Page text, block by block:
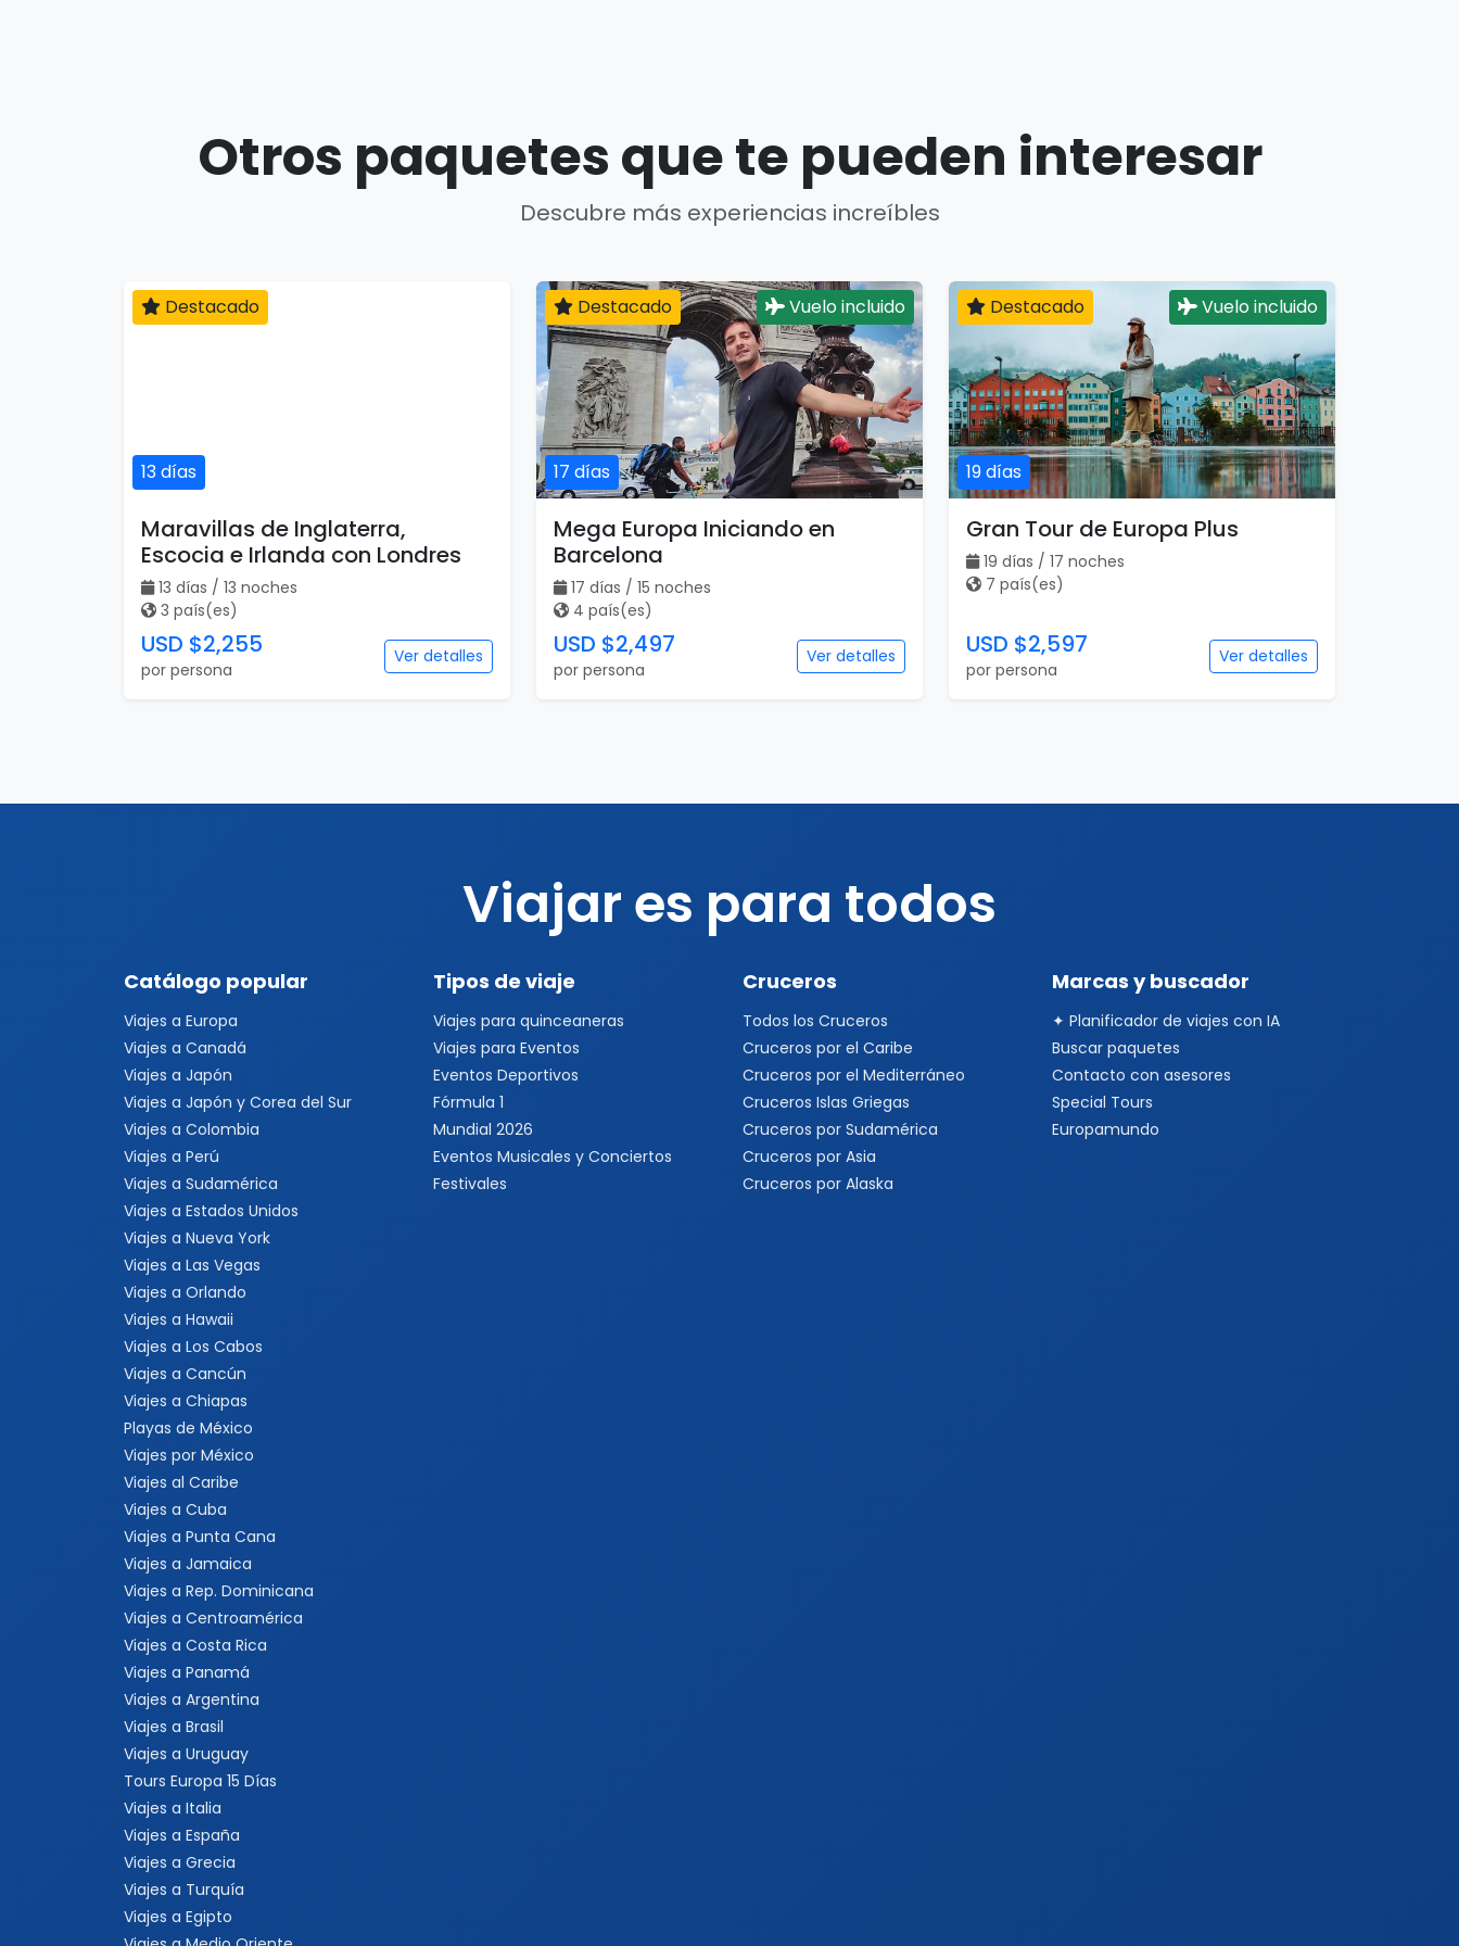
Otros paquetes que te pueden interesar
Descubre más experiencias increíbles
13 días
Destacado
Maravillas de Inglaterra,
Escocia e Irlanda con Londres
13 días / 13 noches
3 país(es)
USD $2,255
por persona
Ver detalles
17 días
Destacado Vuelo incluido
Mega Europa Iniciando en
Barcelona
17 días / 15 noches
4 país(es)
USD $2,497
por persona
Ver detalles
19 días
Destacado Vuelo incluido
Gran Tour de Europa Plus
19 días / 17 noches
7 país(es)
USD $2,597
por persona
Ver detalles
Viajar es para todos
Catálogo popular
Viajes a Europa
Viajes a Canadá
Viajes a Japón
Viajes a Japón y Corea del Sur
Viajes a Colombia
Viajes a Perú
Viajes a Sudamérica
Viajes a Estados Unidos
Viajes a Nueva York
Viajes a Las Vegas
Viajes a Orlando
Viajes a Hawaii
Viajes a Los Cabos
Viajes a Cancún
Viajes a Chiapas
Playas de México
Viajes por México
Viajes al Caribe
Viajes a Cuba
Viajes a Punta Cana
Viajes a Jamaica
Viajes a Rep. Dominicana
Viajes a Centroamérica
Viajes a Costa Rica
Viajes a Panamá
Viajes a Argentina
Viajes a Brasil
Viajes a Uruguay
Tours Europa 15 Días
Viajes a Italia
Viajes a España
Viajes a Grecia
Viajes a Turquía
Viajes a Egipto
Tipos de viaje
Viajes para quinceaneras
Viajes para Eventos
Eventos Deportivos
Fórmula 1
Mundial 2026
Eventos Musicales y Conciertos
Festivales
Cruceros
Todos los Cruceros
Cruceros por el Caribe
Cruceros por el Mediterráneo
Cruceros Islas Griegas
Cruceros por Sudamérica
Cruceros por Asia
Cruceros por Alaska
Marcas y buscador
✦ Planificador de viajes con IA
Buscar paquetes
Contacto con asesores
Special Tours
Europamundo